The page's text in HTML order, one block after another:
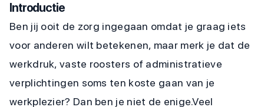
Introductie
Ben jij ooit de zorg ingegaan omdat je graag iets
voor anderen wilt betekenen, maar merk je dat de
werkdruk, vaste roosters of administratieve
verplichtingen soms ten koste gaan van je
werkplezier? Dan ben je niet de enige.Veel